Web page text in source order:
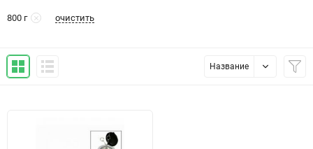
800 г очистить
Название